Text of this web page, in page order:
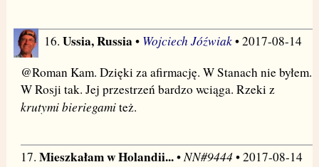
16. Ussia, Russia • Wojciech Jóźwiak• 2017-08-14
@Roman Kam. Dzięki za afirmację. W Stanach nie byłem.
W Rosji tak. Jej przestrzeń bardzo wciąga. Rzeki z
krutymi bieriegamiteż.
17. Mieszkałam w Holandii...•NN#9444• 2017-08-14